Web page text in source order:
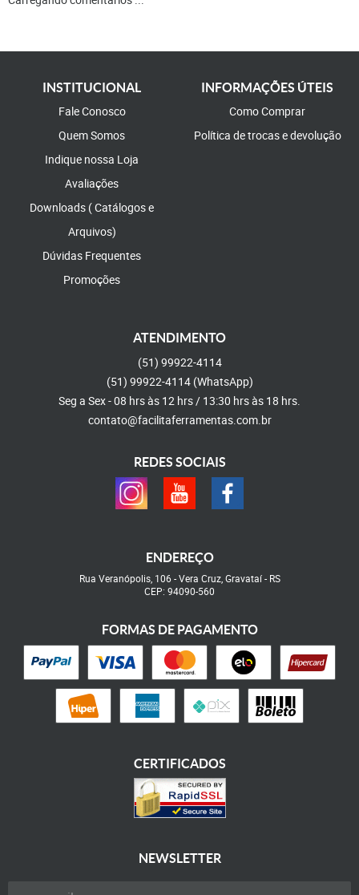
INSTITUCIONAL
Fale Conosco
Quem Somos
Indique nossa Loja
Avaliações
Downloads ( Catálogos e
Arquivos)
Dúvidas Frequentes
Promoções
INFORMAÇÕES ÚTEIS
Como Comprar
Política de trocas e devolução
ATENDIMENTO
(51) 99922-4114
(51) 99922-4114 (WhatsApp)
Seg a Sex - 08 hrs às 12 hrs / 13:30 hrs às 18 hrs.
contato@facilitaferramentas.com.br
REDES SOCIAIS
ENDEREÇO
Rua Veranópolis, 106 -Vera Cruz, Gravataí- RS
CEP: 94090-560
FORMAS DE PAGAMENTO
CERTIFICADOS
NEWSLETTER